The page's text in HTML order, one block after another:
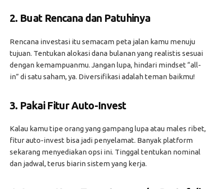
2. Buat Rencana dan Patuhinya
Rencana investasi itu semacam peta jalan kamu menuju
tujuan. Tentukan alokasi dana bulanan yang realistis sesuai
dengan kemampuanmu. Jangan lupa, hindari mindset “all-
in” di satu saham, ya. Diversifikasi adalah teman baikmu!
3. Pakai Fitur Auto-Invest
Kalau kamu tipe orang yang gampang lupa atau males ribet,
fitur auto-invest bisa jadi penyelamat. Banyak platform
sekarang menyediakan opsi ini. Tinggal tentukan nominal
dan jadwal, terus biarin sistem yang kerja.